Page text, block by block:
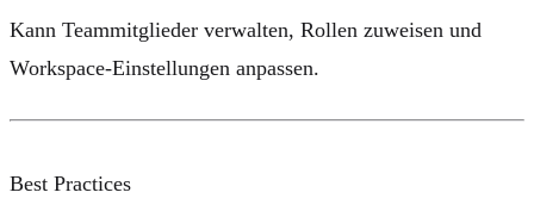
Kann Teammitglieder verwalten, Rollen zuweisen und
Workspace-Einstellungen anpassen.
Best Practices